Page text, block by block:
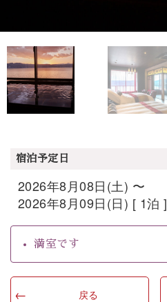
宿泊予定日
2026年8月08日(土) 〜
2026年8月09日(日) [ 1泊 ]
満室です
戻る